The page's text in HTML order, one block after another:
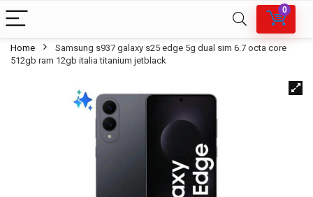
0
Home
Samsung s937 galaxy s25 edge 5g dual sim 6.7 octa core
512gb ram 12gb italia titanium jetblack